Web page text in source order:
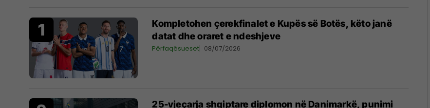
Kompletohen çerekfinalet e Kupës së Botës, këto janë
datat dhe oraret e ndeshjeve
Përfaqësueset 08/07/2026
25-vjeçarja shqiptare diplomon në Danimarkë, punimi